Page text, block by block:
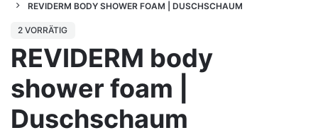
REVIDERM BODY SHOWER FOAM | DUSCHSCHAUM
2 VORRÄTIG
REVIDERM body
shower foam |
Duschschaum